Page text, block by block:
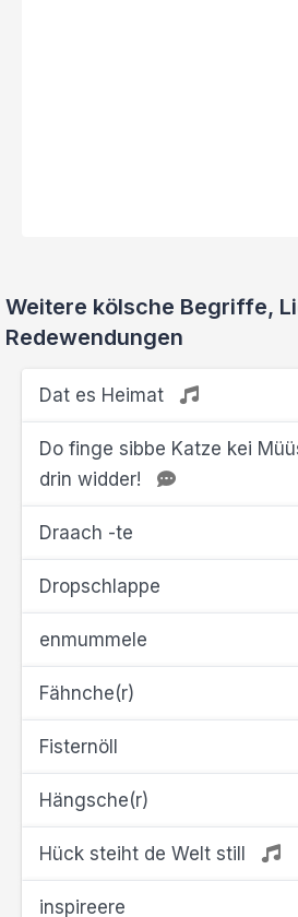
Weitere kölsche Begriffe,
Redewendungen
Dat es Heimat
Do finge sibbe Katze kei
drin widder!
Draach -te
Dropschlappe
enmummele
Fähnche(r)
Fisternöll
Hängsche(r)
Hück steiht de Welt still
inspireere